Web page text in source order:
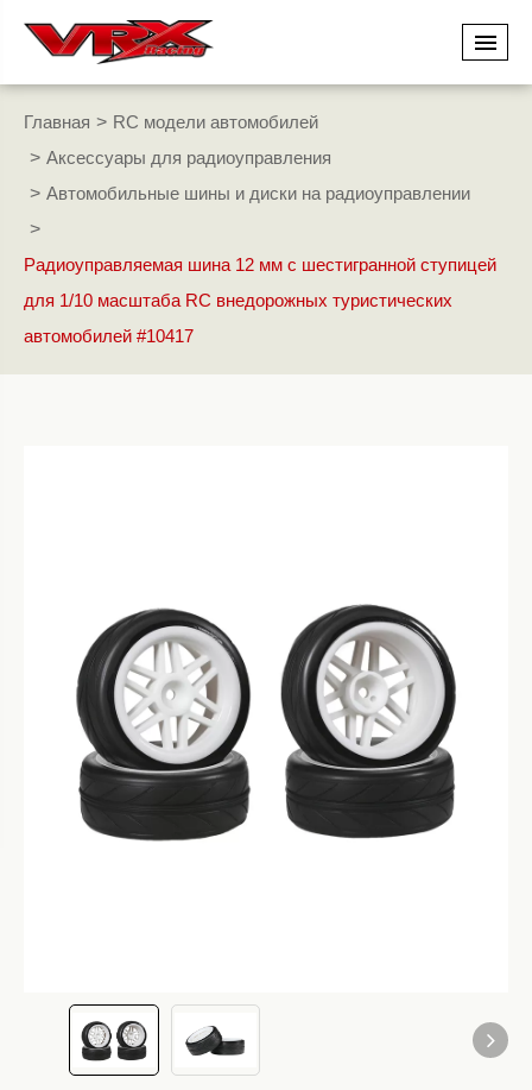
Главная
RC модели автомобилей
Аксессуары для радиоуправления
Автомобильные шины и диски на радиоуправлении
Радиоуправляемая шина 12 мм с шестигранной ступицей
для 1/10 масштаба RC внедорожных туристических
автомобилей #10417